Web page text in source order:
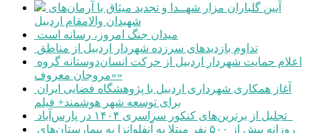
شهیدان والامقام اردبیل
میدان جنگ امروز، رسانه است
تداوم بازدیدهای سرزده شهردار اردبیل از مناطق
«مروجان معروف»
برای توسعه شهر هوشمند+ فیلم